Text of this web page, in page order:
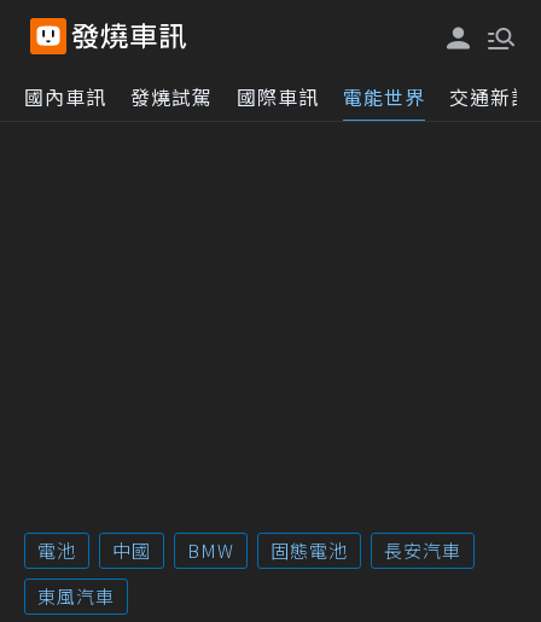
國內車訊 發燒試駕 國際車訊 電能世界 交通新訊
電池 中國 BMW 固態電池
長安汽車
東風汽車